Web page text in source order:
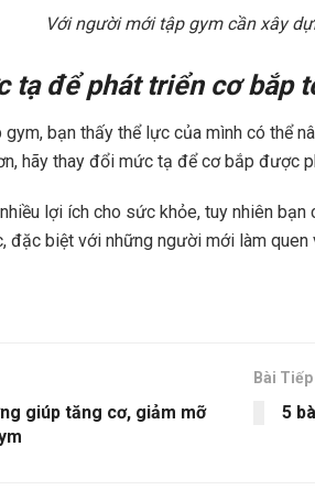
Với người mới tập gym cần xây
tạ để phát triển cơ bắp
bạn thấy thể lực của mình có thể
hãy thay đổi mức tạ để cơ bắp được
lợi ích cho sức khỏe, tuy nhiên
đặc biệt với những người mới làm quen
giúp tăng cơ, giảm mỡ
Bài
5